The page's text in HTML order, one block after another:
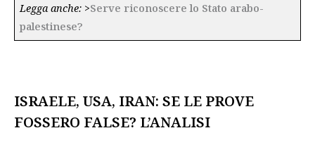
Legga anche: >Serve riconoscere lo Stato arabo-
palestinese?
ISRAELE, USA, IRAN: SE LE PROVE
FOSSERO FALSE? L’ANALISI